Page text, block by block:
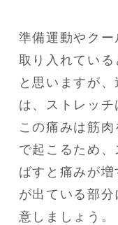
準備運動やク
取り入れてい
と思いますが
は、ストレッチ
この痛みは筋
で起こるため
ばすと痛みが
が出ている部
意しましょう。